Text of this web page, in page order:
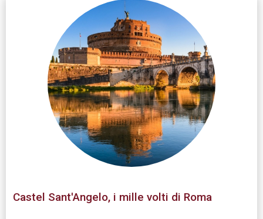
Castel Sant'Angelo, i mille volti di Roma